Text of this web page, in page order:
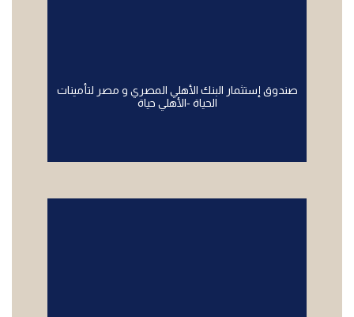
صندوق إستثمار البنك الأهلي المصري و مصر لتأمينات
الحياة -الأهلي حياة